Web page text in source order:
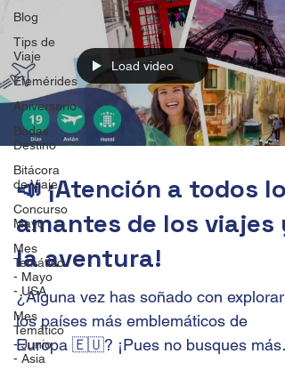
Blog
Tips de
Viaje
Efemérides
Aniversario
Bodas
Destino
Bitácora
de Viaje
Concurso
Mayo
Mes
Temático
- Mayo
- USA
Mes
Temático
- Junio
- Asia
Load video
📣 ¡Atención a todos los
amantes de los viajes y
la aventura!
¿Alguna vez has soñado con explorar
los países más emblemáticos de
Europa 🇪🇺? ¡Pues no busques más!